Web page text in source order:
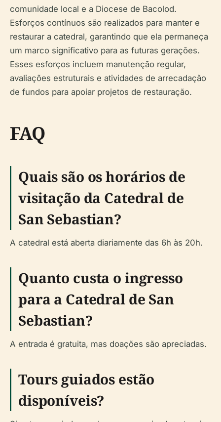
comunidade local e a Diocese de Bacolod.
Esforços contínuos são realizados para manter e
restaurar a catedral, garantindo que ela permaneça
um marco significativo para as futuras gerações.
Esses esforços incluem manutenção regular,
avaliações estruturais e atividades de arrecadação
de fundos para apoiar projetos de restauração.
FAQ
Quais são os horários de
visitação da Catedral de
San Sebastian?
A catedral está aberta diariamente das 6h às 20h.
Quanto custa o ingresso
para a Catedral de San
Sebastian?
A entrada é gratuita, mas doações são apreciadas.
Tours guiados estão
disponíveis?